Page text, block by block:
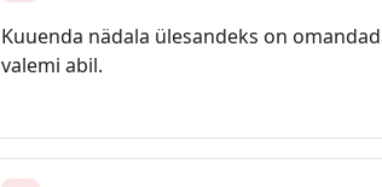
Kuuenda nädala ülesandeks on
valemi abil.